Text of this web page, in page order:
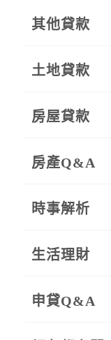
其他貸款
土地貸款
房屋貸款
房產Q&A
時事解析
生活理財
申貸Q&A